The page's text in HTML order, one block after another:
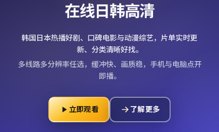
在线日韩高清
韩国日本热播好剧、口碑电影与动漫综艺，片单实时更
新、分类清晰好找。
多线路多分辨率任选，缓冲快、画质稳，手机与电脑点开
即播。
立即观看 了解更多